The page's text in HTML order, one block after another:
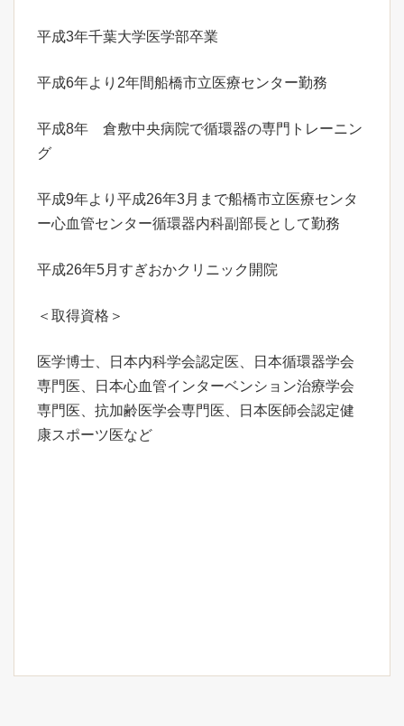
平成3年千葉大学医学部卒業
平成6年より2年間船橋市立医療センター勤務
平成8年 倉敷中央病院で循環器の専門トレーニン
グ
平成9年より平成26年3月まで船橋市立医療センタ
ー心血管センター循環器内科副部長として勤務
平成26年5月すぎおかクリニック開院
＜取得資格＞
医学博士、日本内科学会認定医、日本循環器学会
専門医、日本心血管インターベンション治療学会
専門医、抗加齢医学会専門医、日本医師会認定健
康スポーツ医など